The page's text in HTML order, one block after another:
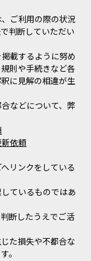
ご利用の際の状況
判断していただい
載するように努め
則や手続きなど各
に見解の相違が生
などについて、弊
依頼
リンクをしている
ているものではあ
断したうえでご活
た損失や不都合な
。